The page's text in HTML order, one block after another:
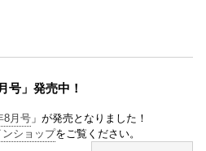
号」発売中！
8月号 」が発売となりました！
ンショップをご覧ください。